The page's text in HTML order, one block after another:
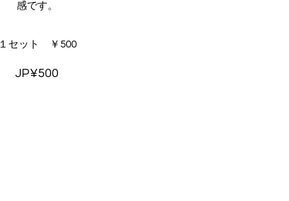
感です。
１セット ￥500
JP¥500